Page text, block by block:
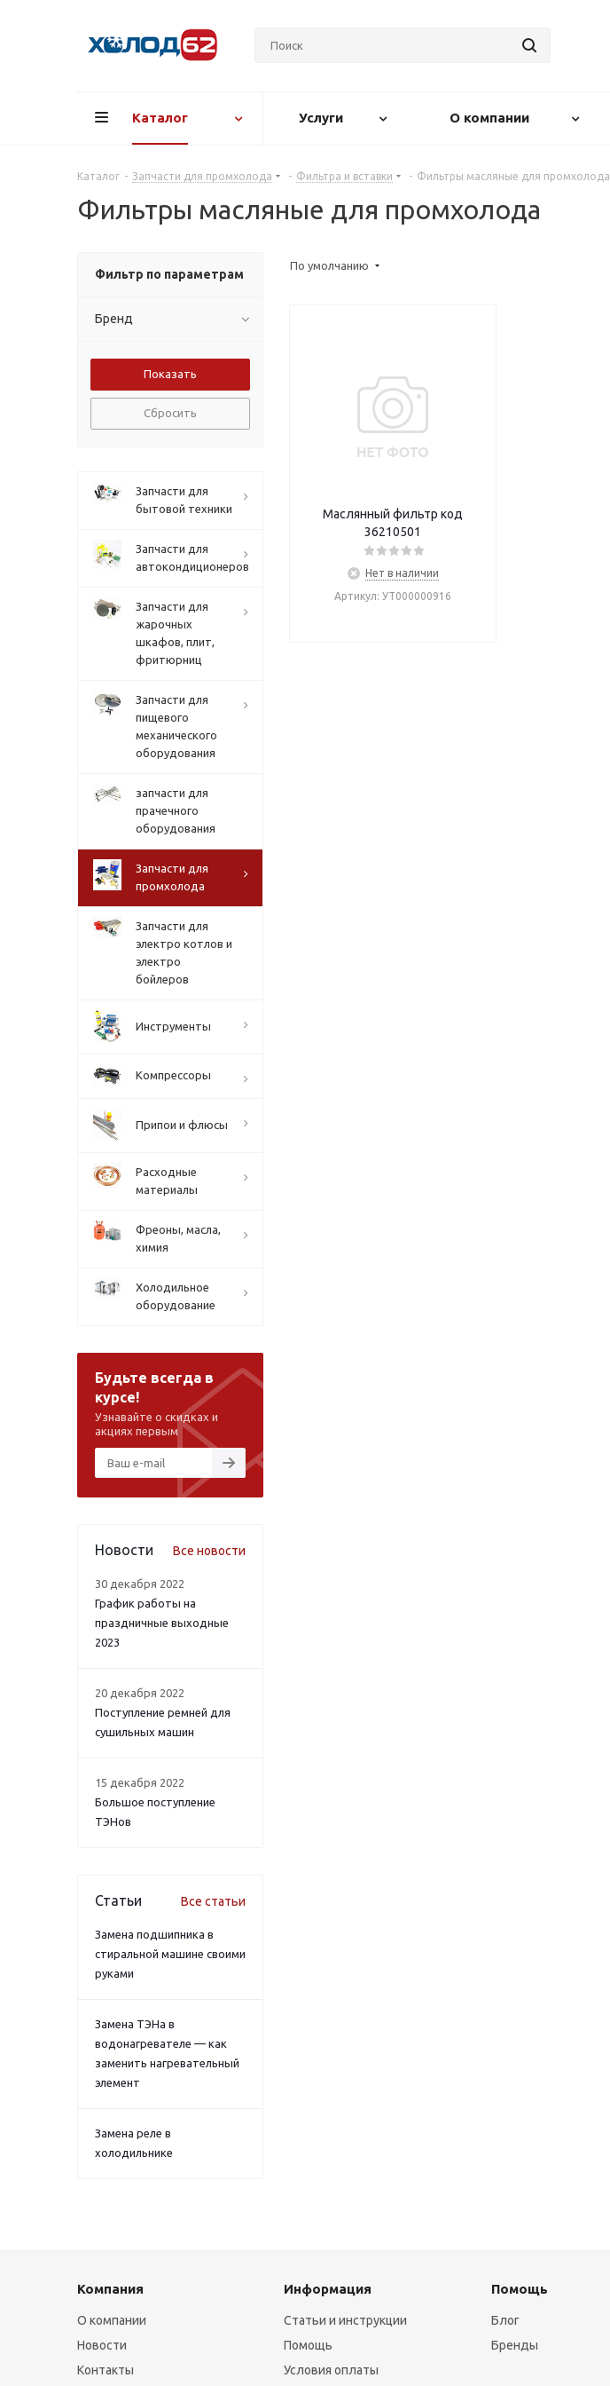
Каталог Услуги О компании
Каталог - Запчасти для промхолода - Фильтра и вставки - Фильтры масляные для промхолода
Фильтры масляные для промхолода
По умолчанию
Маслянный фильтр код
36210501
Нет в наличии
Артикул: УТ000000916
Фильтр по параметрам
Бренд
Сбросить
Запчасти для
бытовой техники
Запчасти для
автокондиционеров
Запчасти для
жарочных
шкафов, плит,
фритюрниц
Запчасти для
пищевого
механического
оборудования
запчасти для
прачечного
оборудования
Запчасти для
промхолода
Запчасти для
электро котлов и
электро
бойлеров
Инструменты
Компрессоры
Припои и флюсы
Расходные
материалы
Фреоны, масла,
химия
Холодильное
оборудование
Будьте всегда в
курсе!
Узнавайте о скидках и
акциях первым
Новости Все новости
30 декабря 2022
График работы на
праздничные выходные
2023
20 декабря 2022
Поступление ремней для
сушильных машин
15 декабря 2022
Большое поступление
ТЭНов
Статьи Все статьи
Замена подшипника в
стиральной машине своими
руками
Замена ТЭНа в
водонагревателе — как
заменить нагревательный
элемент
Замена реле в
холодильнике
Компания
О компании
Новости
Контакты
Информация
Статьи и инструкции
Помощь
Условия оплаты
Помощь
Блог
Бренды